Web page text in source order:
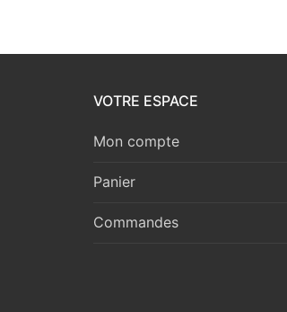
VOTRE ESPACE
Mon compte
Panier
Commandes